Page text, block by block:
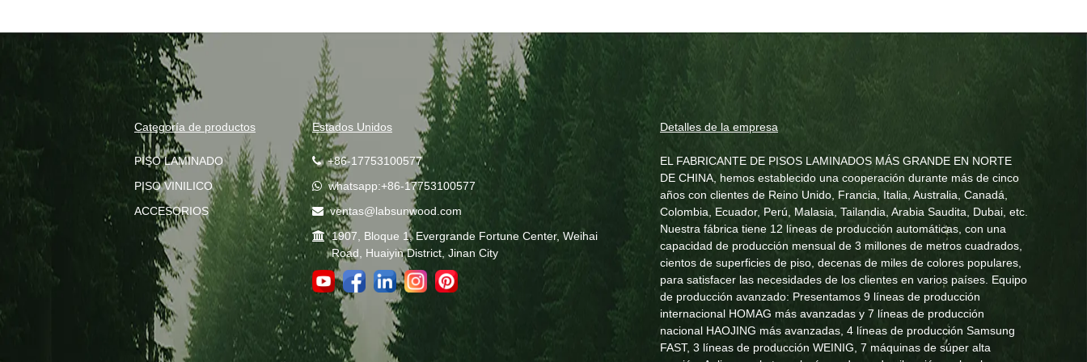
Categoría de productos
PISO LAMINADO
PISO VINILICO
ACCESORIOS
Estados Unidos
+86-17753100577
whatsapp:+86-17753100577
ventas@labsunwood.com
1907, Bloque 1, Evergrande Fortune Center, Weihai
Road, Huaiyin District, Jinan City
Detalles de la empresa
EL FABRICANTE DE PISOS LAMINADOS MÁS GRANDE EN NORTE
DE CHINA, hemos establecido una cooperación durante más de cinco
años con clientes de Reino Unido, Francia, Italia, Australia, Canadá,
Colombia, Ecuador, Perú, Malasia, Tailandia, Arabia Saudita, Dubai, etc.
Nuestra fábrica tiene 12 líneas de producción automáticas, con una
capacidad de producción mensual de 3 millones de metros cuadrados,
cientos de superficies de piso, decenas de miles de colores populares,
para satisfacer las necesidades de los clientes en varios países. Equipo
de producción avanzado: Presentamos 9 líneas de producción
internacional HOMAG más avanzadas y 7 líneas de producción
nacional HAOJING más avanzadas, 4 líneas de producción Samsung
FAST, 3 líneas de producción WEINIG, 7 máquinas de súper alta